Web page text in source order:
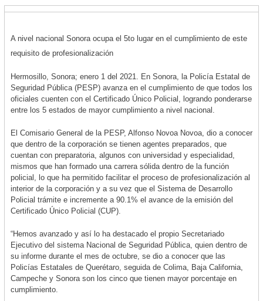
A nivel nacional Sonora ocupa el 5to lugar en el cumplimiento de este
requisito de profesionalización
Hermosillo, Sonora; enero 1 del 2021. En Sonora, la Policía Estatal de
Seguridad Pública (PESP) avanza en el cumplimiento de que todos los
oficiales cuenten con el Certificado Único Policial, logrando ponderarse
entre los 5 estados de mayor cumplimiento a nivel nacional.
El Comisario General de la PESP, Alfonso Novoa Novoa, dio a conocer
que dentro de la corporación se tienen agentes preparados, que
cuentan con preparatoria, algunos con universidad y especialidad,
mismos que han formado una carrera sólida dentro de la función
policial, lo que ha permitido facilitar el proceso de profesionalización al
interior de la corporación y a su vez que el Sistema de Desarrollo
Policial trámite e incremente a 90.1% el avance de la emisión del
Certificado Único Policial (CUP).
“Hemos avanzado y así lo ha destacado el propio Secretariado
Ejecutivo del sistema Nacional de Seguridad Pública, quien dentro de
su informe durante el mes de octubre, se dio a conocer que las
Policías Estatales de Querétaro, seguida de Colima, Baja California,
Campeche y Sonora son los cinco que tienen mayor porcentaje en
cumplimiento.